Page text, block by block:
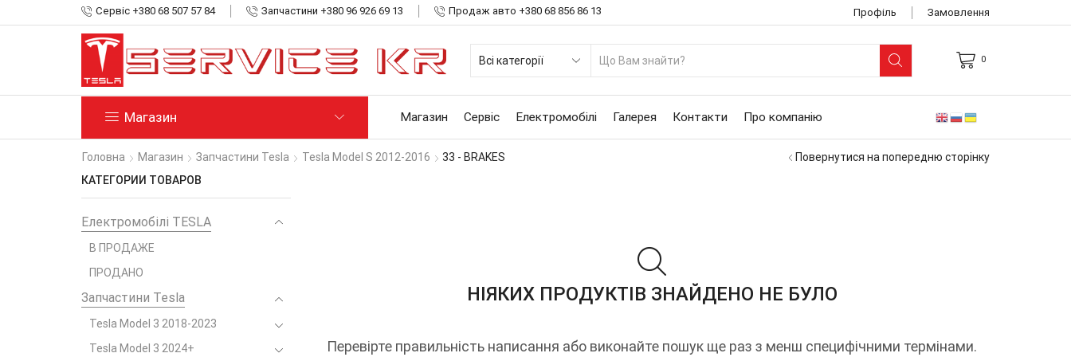
Сервіс +380 68 507 57 84 Запчастини +380 96 926 69 13 Продаж авто +380 68 856 86 13 Профіль Замовлення
0
Магазин Магазин Сервіс Електромобілі Галерея Контакти Про компанію
Головна Магазин Запчастини Tesla Tesla Model S 2012-2016 33 - BRAKES Повернутися на попередню сторінку
НІЯКИХ ПРОДУКТІВ ЗНАЙДЕНО НЕ БУЛО
Перевірте правильність написання або виконайте пошук ще раз з менш специфічними термінами.
КАТЕГОРИИ ТОВАРОВ
Електромобілі TESLA
В ПРОДАЖЕ
ПРОДАНО
Запчастини Tesla
Tesla Model 3 2018-2023
Tesla Model 3 2024+